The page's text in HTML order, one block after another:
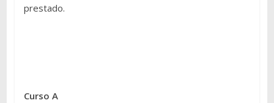
prestado.
Curso A